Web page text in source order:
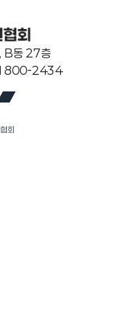
B동 27층
1800-2434
회